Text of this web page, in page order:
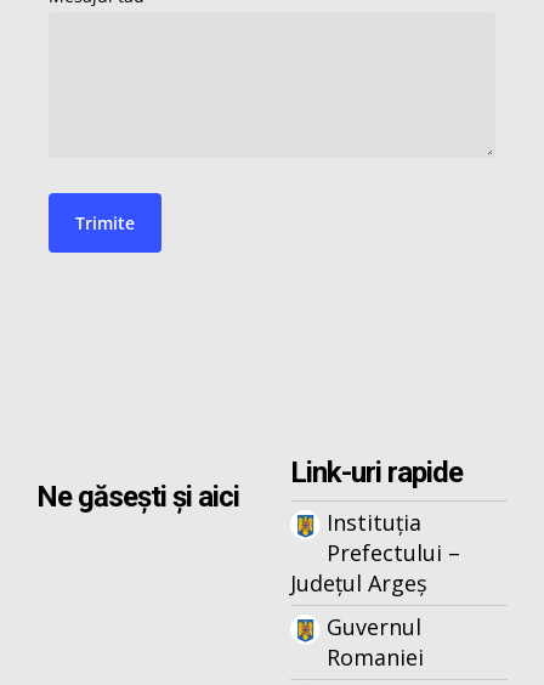
Ne găsești și aici
Link-uri rapide
Instituția
Prefectului –
Județul Argeș
Guvernul
Romaniei